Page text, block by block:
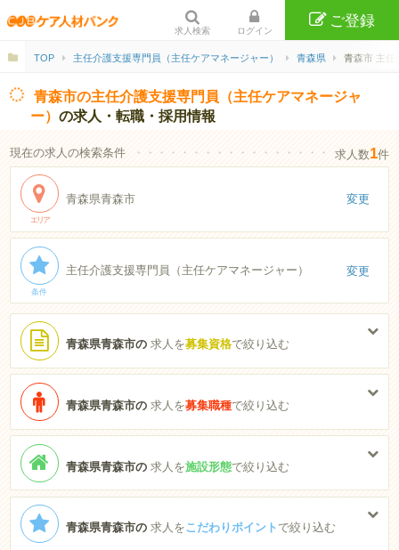
求人検索 ログイン
ご登録
TOP 主任介護支援専門員（主任ケアマネージャー） 青森県 青森市 主任
青森市の主任介護支援専門員（主任ケアマネージャ
ー）の求人・転職・採用情報
現在の求人の検索条件 ・・・・・・・・・・・・・・・・・・・・・・
求人数1件
エリア
青森県青森市 変更
条件
主任介護支援専門員（主任ケアマネージャー） 変更
青森県青森市の求人を募集資格で絞り込む
青森県青森市の求人を募集職種で絞り込む
青森県青森市の求人を施設形態で絞り込む
青森県青森市の求人をこだわりポイント で絞り込む